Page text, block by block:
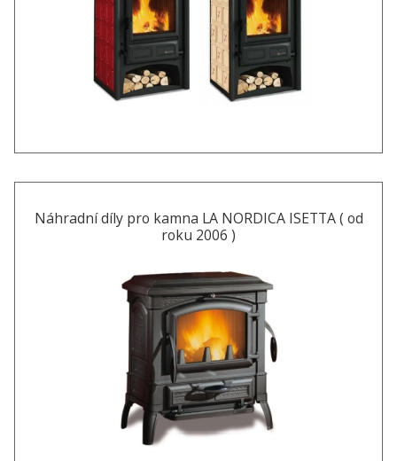
Náhradní díly pro kamna LA NORDICA ISETTA ( od
roku 2006 )